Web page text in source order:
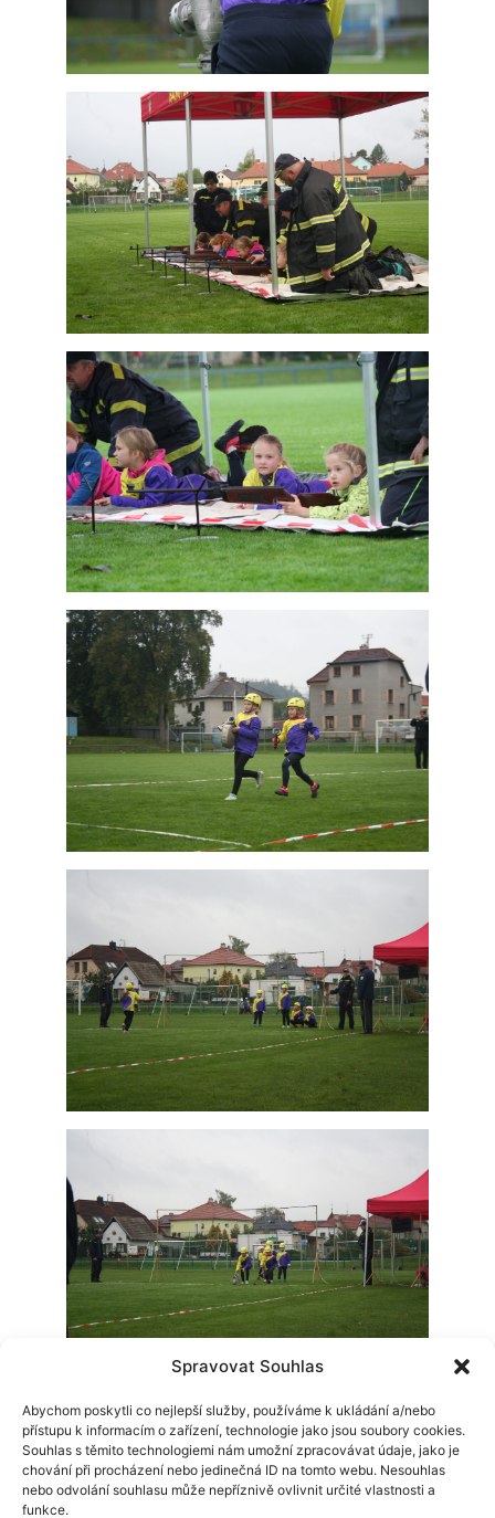
Spravovat Souhlas
Abychom poskytli co nejlepší služby, používáme k ukládání a/nebo
přístupu k informacím o zařízení, technologie jako jsou soubory cookies.
Souhlas s těmito technologiemi nám umožní zpracovávat údaje, jako je
chování při procházení nebo jedinečná ID na tomto webu. Nesouhlas
nebo odvolání souhlasu může nepříznivě ovlivnit určité vlastnosti a
funkce.
Další aktuality